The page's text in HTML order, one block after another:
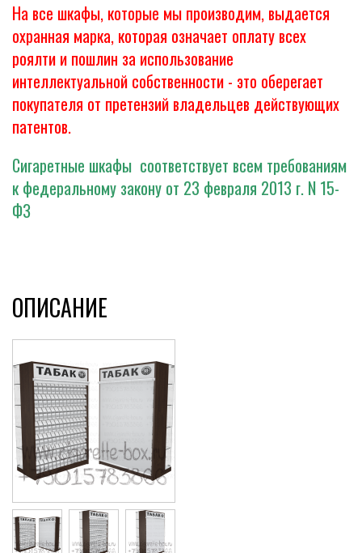
Cigarette
На все шкафы, которые мы производим, выдается
охранная марка, которая означает оплату всех
роялти и пошлин за использование
интеллектуальной собственности - это оберегает
покупателя от претензий владельцев действующих
патентов.
Сигаретные шкафы соответствует всем требованиям
к федеральному закону от 23 февраля 2013 г. N 15-
ФЗ
ОПИСАНИЕ